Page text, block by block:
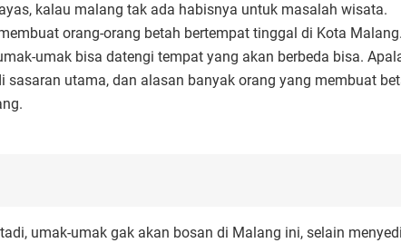
kalau malang tak ada habisnya untuk masalah wisata.
orang-orang betah bertempat tinggal di Kota
umak bisa datengi tempat yang akan berbeda bisa.
sasaran utama, dan alasan banyak orang yang membuat
umak-umak gak akan bosan di Malang ini, selain